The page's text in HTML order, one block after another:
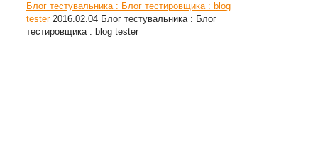
Блог тестувальника : Блог тестировщика : blog
tester 2016.02.04 Блог тестувальника : Блог
тестировщика : blog tester